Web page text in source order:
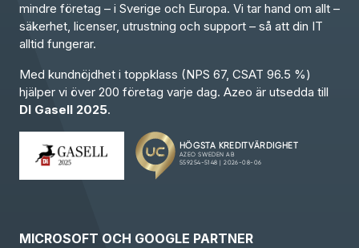
mindre företag – i Sverige och Europa. Vi tar hand om allt –
säkerhet, licenser, utrustning och support – så att din IT
alltid fungerar.
Med kundnöjdhet i toppklass (NPS 67, CSAT 96.5 %)
hjälper vi över 200 företag varje dag. Azeo är utsedda till
DI Gasell 2025.
MICROSOFT OCH GOOGLE PARTNER